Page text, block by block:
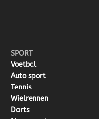
SPORT
Voetbal
Auto sport
Tennis
Wielrennen
Darts